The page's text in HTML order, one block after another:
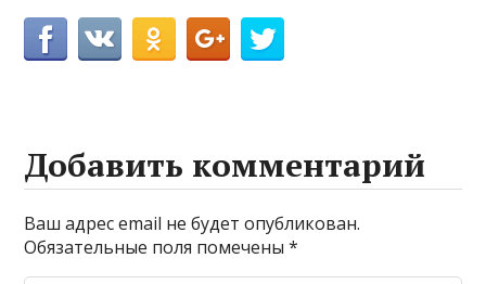
Добавить комментарий
Ваш адрес email не будет опубликован.
Обязательные поля помечены*